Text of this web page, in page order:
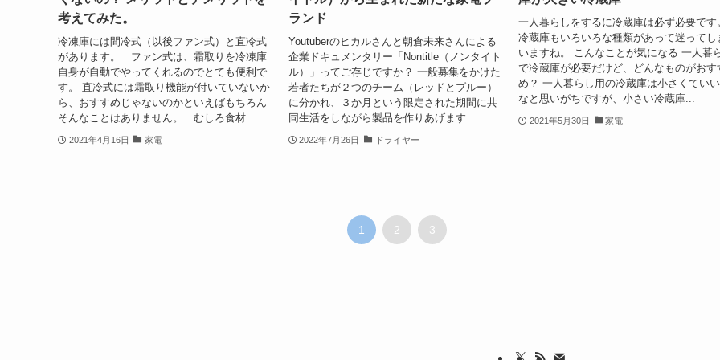
考えてみた。
冷凍庫には間冷式（以後ファン式）と直冷式
があります。 ファン式は、霜取りを冷凍庫
自身が自動でやってくれるのでとても便利で
す。 直冷式には霜取り機能が付いていないか
ら、おすすめじゃないのかといえばもちろん
そんなことはありません。 むしろ食材...
2021年4月16日 家電
ランド
Youtuberのヒカルさんと朝倉未来さんによる
企業ドキュメンタリー「Nontitle（ノンタイト
ル）」ってご存じですか？ 一般募集をかけた
若者たちが２つのチーム（レッドとブルー）
に分かれ、３か月という限定された期間に共
同生活をしながら製品を作りあげます...
2022年7月26日 ドライヤー
一人暮らしをするに冷蔵庫は必ず必要です
冷蔵庫もいろいろな種類があって迷ってし
いますね。 こんなことが気になる 一人暮
で冷蔵庫が必要だけど、どんなものがおす
め？ 一人暮らし用の冷蔵庫は小さくてい
なと思いがちですが、小さい冷蔵庫...
2021年5月30日 家電
1 2 3